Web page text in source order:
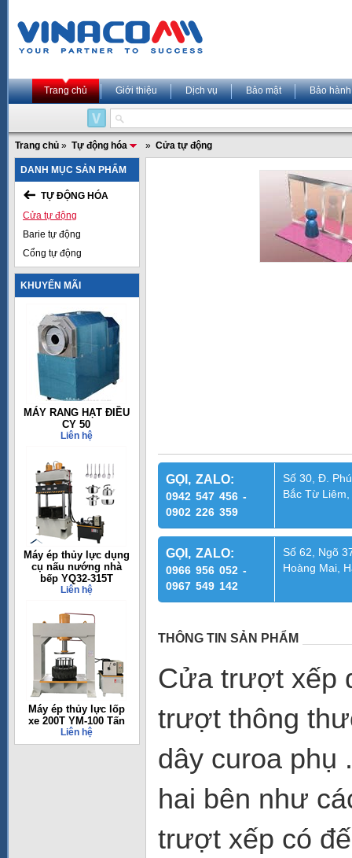
Trang chủ Giới thiệu Dịch vụ Bảo mật Bảo hành
Trang chủ » Tự động hóa » Cửa tự động
DANH MỤC SẢN PHẨM
TỰ ĐỘNG HÓA
Cửa tự động
Barie tự động
Cổng tự động
KHUYẾN MÃI
MÁY RANG HẠT ĐIỀU
CY 50
Liên hệ
Máy ép thủy lực dụng
cụ nấu nướng nhà
bếp YQ32-315T
Liên hệ
Máy ép thủy lực lốp
xe 200T YM-100 Tấn
Liên hệ
GỌI, ZALO:
0942 547 456 -
0902 226 359
Số 30, Đ.
Bắc Từ
GỌI, ZALO:
0966 956 052 -
0967 549 142
Số 62, Ngõ
Hoàng Mai,
THÔNG TIN SẢN PHẨM
Cửa trượt xếp
trượt thông
dây curoa phụ
hai bên như
trượt xếp có